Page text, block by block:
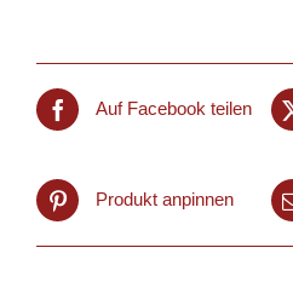
Auf Facebook teilen
Produkt anpinnen